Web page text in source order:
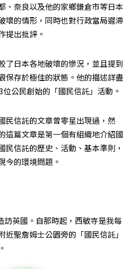
、奈良以及他的家鄉鎌倉市等日本
壞的情形，同時也對行政當局遲滯
提出批評。
了日本各地破壞的慘況，並且提到
保存於極佳的狀態。他的描述詳盡
公民創始的「國民信託」活動。
民信託的文章曾零星出現過，然
這篇文章是第一個有組織地介紹國
民信託的歷史、活動、基本準則，
今的環境問題。
訪英國。自那時起，西敏寺是我每
近聖詹姆士公園旁的「國民信託」